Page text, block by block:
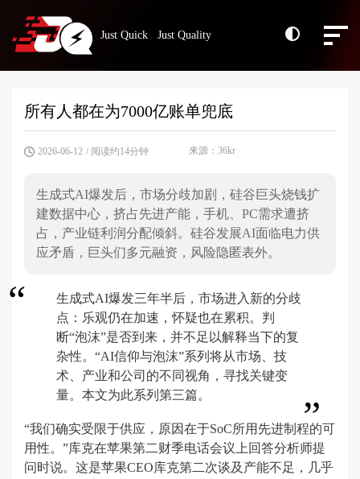
Just Quick Just Quality
所有人都在为7000亿账单兜底
2026-06-12 / 阅读约14分钟 来源：36kr
生成式AI爆发后，市场分歧加剧，硅谷巨头烧钱扩
建数据中心，挤占先进产能，手机、PC需求遭挤
占，产业链利润分配倾斜。硅谷发展AI面临电力供
应矛盾，巨头们多元融资，风险隐匿表外。
生成式AI爆发三年半后，市场进入新的分歧
点：乐观仍在加速，怀疑也在累积。判
断“泡沫”是否到来，并不足以解释当下的复
杂性。“AI信仰与泡沫”系列将从市场、技
术、产业和公司的不同视角，寻找关键变
量。本文为此系列第三篇。
“我们确实受限于供应，原因在于SoC所用先进制程的可
用性。”库克在苹果第二财季电话会议上回答分析师提
问时说。这是苹果CEO库克第二次谈及产能不足，几乎